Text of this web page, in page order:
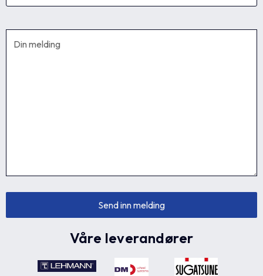
Våre leverandører